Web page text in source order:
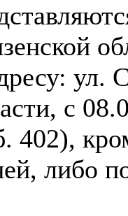
ул.
с
402),
либо